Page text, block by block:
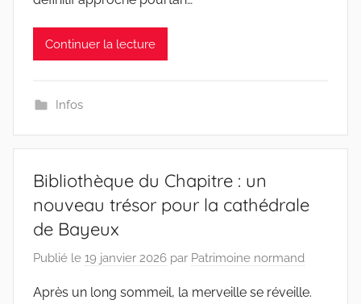
Continuer la lecture
Infos
Bibliothèque du Chapitre : un
nouveau trésor pour la cathédrale
de Bayeux
Publié le 19 janvier 2026 par Patrimoine normand
Après un long sommeil, la merveille se réveille.